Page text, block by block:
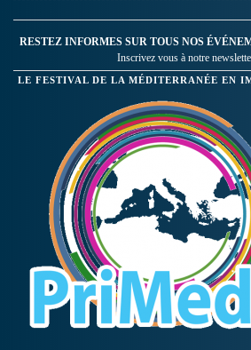
RESTEZ INFORMES SUR TOUS NOS
Inscrivez vous à notre
LE FESTIVAL DE LA MÉDITERRANÉE EN